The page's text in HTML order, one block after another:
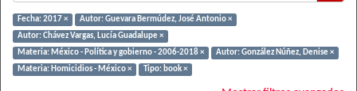
Fecha: 2017 ×
Autor: Guevara Bermúdez, José Antonio ×
Autor: Chávez Vargas, Lucía Guadalupe ×
Materia: México - Política y gobierno - 2006-2018 ×
Autor: González Núñez, Denise ×
Materia: Homicidios - México ×
Tipo: book ×